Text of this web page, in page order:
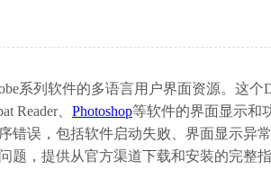
系列软件的多语言用户界面资源。这个
Reader、 Photoshop等软件的界面显示和
错误，包括软件启动失败、界面显示异
题，提供从官方渠道下载和安装的完整指